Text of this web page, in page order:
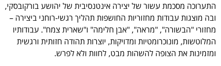
התערוכה מסכמת עשור של יצירה אינטנסיבית של יהושע בורקובסקי,
ובה מוצגות עבודות מחזוריות החושפות תהליך רגשי-רוחני ביצירה –
מחזורי "הבשורה", "מראה", "אבן חלימה" ו"שארית צמח". עבודותיו
המלוטשות, מונוכרומטיות ומדויקות, יוצרות תהודה חזותית ורגשית
ומזמינות את הצופה להשהות מבט, לחוות ולא לפרש.